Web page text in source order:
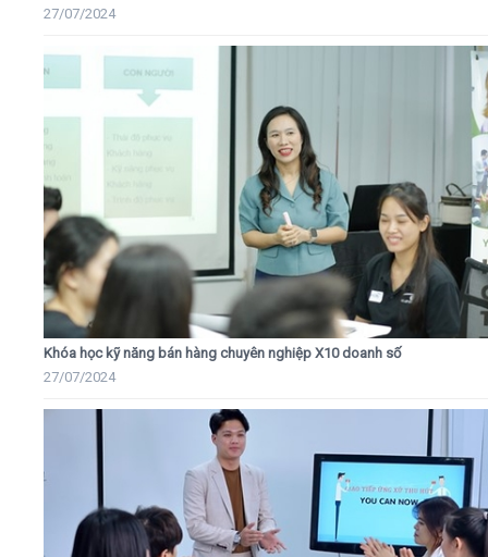
27/07/2024
Khóa học kỹ năng bán hàng chuyên nghiệp X10 doanh số
27/07/2024